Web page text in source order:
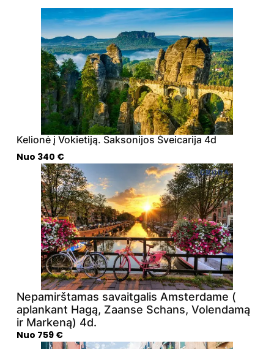
Kelionė į Vokietiją. Saksonijos Šveicarija 4d
Nuo 340 €
Nepamirštamas savaitgalis Amsterdame (
aplankant Hagą, Zaanse Schans, Volendamą
ir Markeną) 4d.
Nuo 759 €